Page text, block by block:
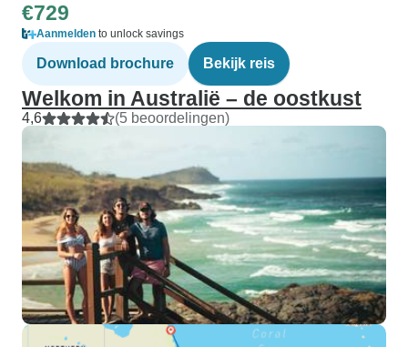
€729
Aanmelden to unlock savings
Download brochure Bekijk reis
Welkom in Australië – de oostkust
4,6 (5 beoordelingen)